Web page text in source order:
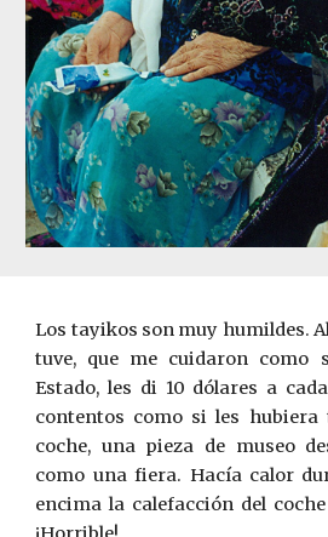
Los tayikos son muy humildes.
tuve, que me cuidaron como
Estado, les di 10 dólares a
contentos como si les hubiera
coche, una pieza de museo
como una fiera. Hacía calor
encima la calefacción del